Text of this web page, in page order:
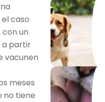
caso
un
a partir
vacunen
meses
no tiene